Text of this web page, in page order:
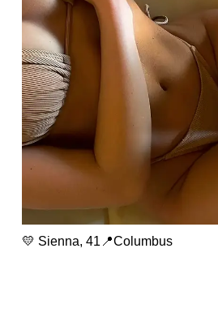
💛 Sienna, 41📍Columbus